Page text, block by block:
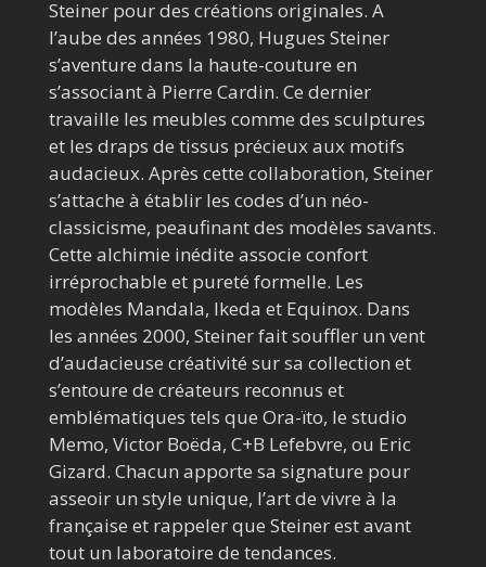
Steiner pour des créations originales. A
l’aube des années 1980, Hugues Steiner
s’aventure dans la haute-couture en
s’associant à Pierre Cardin. Ce dernier
travaille les meubles comme des sculptures
et les draps de tissus précieux aux motifs
audacieux. Après cette collaboration, Steiner
s’attache à établir les codes d’un néo-
classicisme, peaufinant des modèles savants.
Cette alchimie inédite associe confort
irréprochable et pureté formelle. Les
modèles Mandala, Ikeda et Equinox. Dans
les années 2000, Steiner fait souffler un vent
d’audacieuse créativité sur sa collection et
s’entoure de créateurs reconnus et
emblématiques tels que Ora-ïto, le studio
Memo, Victor Boëda, C+B Lefebvre, ou Eric
Gizard. Chacun apporte sa signature pour
asseoir un style unique, l’art de vivre à la
française et rappeler que Steiner est avant
tout un laboratoire de tendances.